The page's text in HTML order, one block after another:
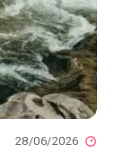
28/06/2026